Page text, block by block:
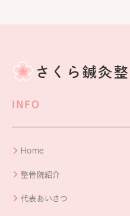
INFO
Home
整骨院紹介
代表あいさつ